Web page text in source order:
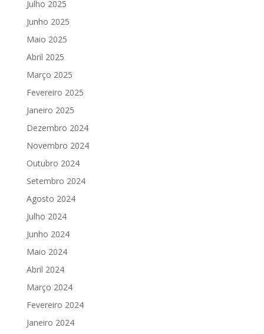
Julho 2025
Junho 2025
Maio 2025
Abril 2025
Março 2025
Fevereiro 2025
Janeiro 2025
Dezembro 2024
Novembro 2024
Outubro 2024
Setembro 2024
Agosto 2024
Julho 2024
Junho 2024
Maio 2024
Abril 2024
Março 2024
Fevereiro 2024
Janeiro 2024